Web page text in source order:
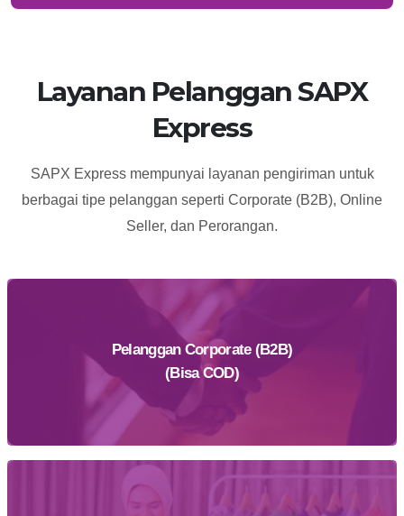
Layanan Pelanggan SAPX
Express
SAPX Express mempunyai layanan pengiriman untuk
berbagai tipe pelanggan seperti Corporate (B2B), Online
Seller, dan Perorangan.
Pelanggan Corporate (B2B)
(Bisa COD)